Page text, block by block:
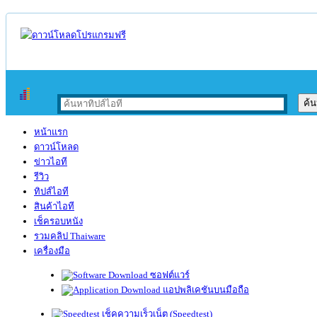
หน้าแรก
ดาวน์โหลด
ข่าวไอที
รีวิว
ทิปส์ไอที
สินค้าไอที
เช็ครอบหนัง
รวมคลิป Thaiware
เครื่องมือ
ซอฟต์แวร์
แอปพลิเคชันบนมือถือ
เช็คความเร็วเน็ต (Speedtest)